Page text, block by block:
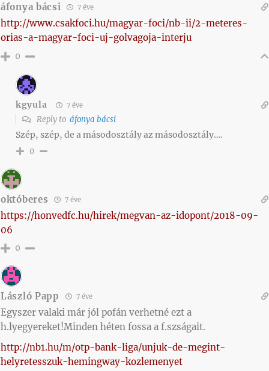
áfonya bácsi 7 éve
http://www.csakfoci.hu/magyar-foci/nb-ii/2-meteres-
orias-a-magyar-foci-uj-golvagoja-interju
0
kgyula 7 éve
Reply to áfonya bácsi
Szép, szép, de a másodosztály az másodosztály….
0
októberes 7 éve
https://honvedfc.hu/hirek/megvan-az-idopont/2018-09-
06
0
László Papp 7 éve
Egyszer valaki már jól pofán verhetné ezt a
h.lyegyereket!Minden héten fossa a f.szságait.
http://nb1.hu/m/otp-bank-liga/unjuk-de-megint-
helyretesszuk-hemingway-kozlemenyet